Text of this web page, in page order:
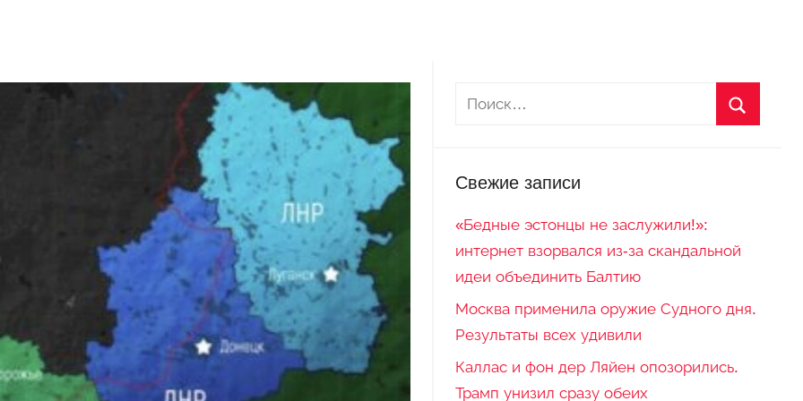
Свежие записи
«Бедные эстонцы не заслужили!»:
интернет взорвался из-за скандальной
идеи объединить Балтию
Москва применила оружие Судного дня.
Результаты всех удивили
Каллас и фон дер Ляйен опозорились.
Трамп унизил сразу обеих